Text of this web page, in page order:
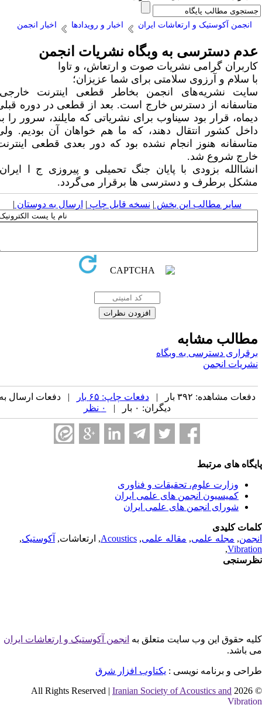
انجمن آکوستیک و ارتعاشات ایران اخبار و رویدادها اخبار انجمن
دسترسی به وبگاه نشریات انجمن
گرامی نشریات صوت و ارتعاش، و تاوا
سلام و آرزوی سلامتی برای شما عزیزان؛
نشریه‌های انجمن بخاطر قطعی اینترنت خارجی،
از دسترس خارج است. بعد از قطعی در دوره قبلی
قرار بود سیناوب برای نشریاتی که مایلند، سرور را به
کشور انتقال دهند، که ما هم خواهان آن بودیم. ولی
هنوز انجام نشده بود که دور بعدی قطعی اینترنت
شروع شد.
بزودی با پایان جنگ تحمیلی و پیروزی ج ا ایران،
برطرف و دسترسی ها برقرار می‌گردد.
سایر مطالب این بخش | نسخه قابل چاپ| ارسال به دوستان|
مشابه
دسترسی به وبگاه
انجمن
دفعات مشاهده: ۳۹۲ بار | دفعات چاپ: ۶۵ بار
| دفعات ارسال به
دیگران: ۰ بار |
های مرتبط
وزارت علوم، تحقیقات و فناوری
کمیسیون انجمن های علمی ایران
شورای انجمن های علمی ایران
کلیدی
,مجله علمی, مقاله علمی,
Acoustics, ارتعاشات,آکوستیک,
,
حقوق این وب سایت متعلق بهانجمن آکوستیک و ارتعاشات ایران
باشد.
و برنامه نویسی : یکتاوب افزار شرق
©
Iranian Society of Acoustics and